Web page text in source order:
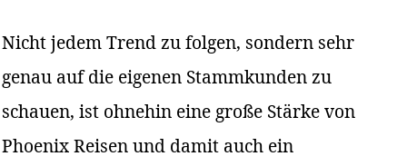
Nicht jedem Trend zu folgen, sondern sehr
genau auf die eigenen Stammkunden zu
schauen, ist ohnehin eine große Stärke von
Phoenix Reisen und damit auch ein